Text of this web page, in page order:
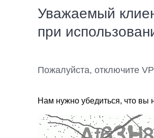
Уважаемый
при
Пожалуйста, отключите
Нам нужно убедиться, что вы